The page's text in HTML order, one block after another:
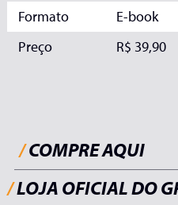
Formato
E-book
Preço
R$ 39,90
/COMPRE AQUI
/LOJA OFICIAL DO